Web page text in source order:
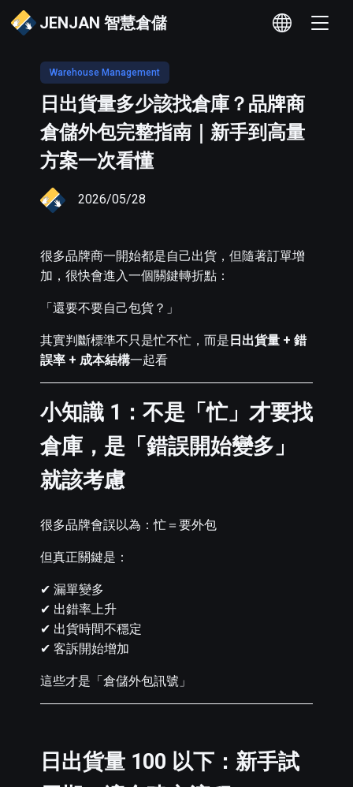
JENJAN 智慧倉儲
Warehouse Management
日出貨量多少該找倉庫？品牌商
倉儲外包完整指南｜新手到高量
方案一次看懂
2026/05/28
很多品牌商一開始都是自己出貨，但隨著訂單增
加，很快會進入一個關鍵轉折點：
「還要不要自己包貨？」
其實判斷標準不只是忙不忙，而是 日出貨量 + 錯
誤率 + 成本結構一起看
小知識 1：不是「忙」才要找
倉庫，是「錯誤開始變多」
就該考慮
很多品牌會誤以為：忙＝要外包
但真正關鍵是：
✔ 漏單變多
✔ 出錯率上升
✔ 出貨時間不穩定
✔ 客訴開始增加
這些才是「倉儲外包訊號」
日出貨量 100 以下：新手試